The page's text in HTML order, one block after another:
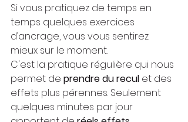
Si vous pratiquez de temps en
temps quelques exercices
d’ancrage, vous vous sentirez
mieux sur le moment.
C'est la pratique régulière qui nous
permet de prendre du recul et des
effets plus pérennes. Seulement
quelques minutes par jour